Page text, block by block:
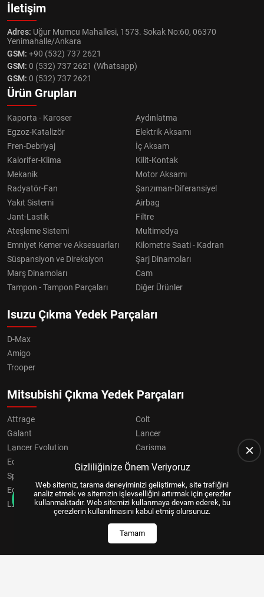
İletişim
Adres: Uğur Mumcu Mahallesi, 1573. Sokak No:60, 06370
Yenimahalle/Ankara
GSM: +90 (532) 737 2621
GSM: 0 (532) 737 2621 (Whatsapp)
GSM: 0 (532) 737 2621
Ürün Grupları
Kaporta - Karoser
Aydınlatma
Egzoz-Katalizör
Elektrik Aksamı
Fren-Debriyaj
İç Aksam
Kalorifer-Klima
Kilit-Kontak
Mekanik
Motor Aksamı
Radyatör-Fan
Şanzıman-Diferansiyel
Yakıt Sistemi
Airbag
Jant-Lastik
Filtre
Ateşleme Sistemi
Multimedya
Emniyet Kemer ve Aksesuarları
Kilometre Saati - Kadran
Süspansiyon ve Direksiyon
Şarj Dinamoları
Marş Dinamoları
Cam
Tampon - Tampon Parçaları
Diğer Ürünler
Isuzu Çıkma Yedek Parçaları
D-Max
Amigo
Trooper
Mitsubishi Çıkma Yedek Parçaları
Attrage
Colt
Galant
Lancer
Lancer Evolution
Carisma
Eclipse
Grandis
Space Star
Eclipse Cross
OUTLANDER
L200
Pajero
Gizliliğinize Önem Veriyoruz
Web sitemiz, tarama deneyiminizi geliştirmek, site trafiğini
analiz etmek ve sitemizin işlevselliğini artırmak için çerezler
kullanmaktadır. Web sitemizi kullanmaya devam ederek, bu
çerezlerin kullanılmasını kabul etmiş olursunuz.
Tamam